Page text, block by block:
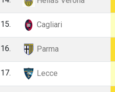
15. Cagliari
16. Parma
17. Lecce